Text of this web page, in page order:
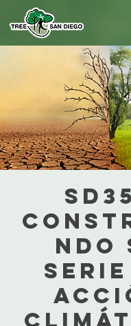
ndo
serie